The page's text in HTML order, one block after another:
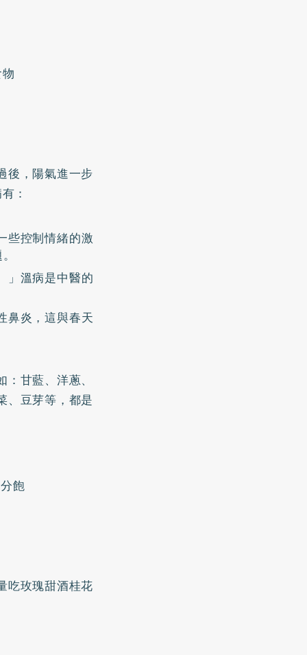
後，陽氣進一步
：
些控制情緒的激
」溫病是中醫的
鼻炎，這與春天
甘藍、洋蔥、
、豆芽等，都是
飽
吃玫瑰甜酒桂花